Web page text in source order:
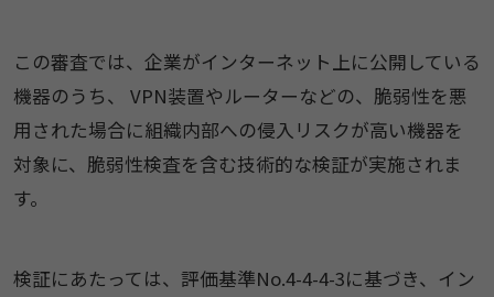
この審査では、企業がインターネット上に公開している
機器のうち、 VPN装置やルーターなどの、脆弱性を悪
用された場合に組織内部への侵入リスクが高い機器を
対象に、脆弱性検査を含む技術的な検証が実施されま
す。
検証にあたっては、評価基準No.4-4-4-3に基づき、イン